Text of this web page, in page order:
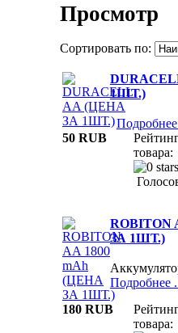
Просмотр
Сортировать по:
1ШТ.)
50 RUB
товара:
ROBITON
ЗА 1ШТ.)
Подробнее
180 RUB
товара: